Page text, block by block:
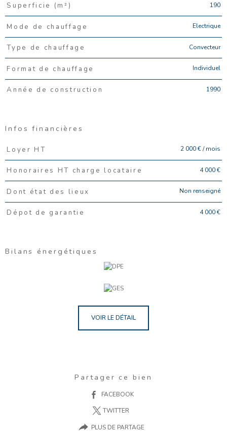
Superficie (m²) 190
Mode de chauffage Electrique
Type de chauffage Convecteur
Format de chauffage Individuel
Année de construction 1990
Infos financières
Caractéristiques
Loyer HT 2 000 € / mois
Honoraires HT charge locataire 4 000 €
Dont état des lieux Non renseigné
Dépot de garantie 4 000 €
Bilans énergétiques
VOIR LE DÉTAIL
Partager ce bien
FACEBOOK
TWITTER
PLUS DE PARTAGE